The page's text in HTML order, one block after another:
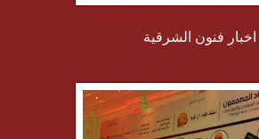
اخبار فنون الشرقية